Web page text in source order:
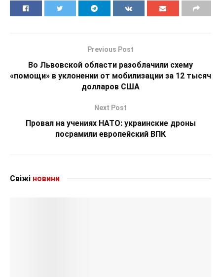
Previous Post
Во Львовской области разоблачили схему
«помощи» в уклонении от мобилизации за 12 тысяч
долларов США
Next Post
Провал на учениях НАТО: украинские дроны
посрамили европейский ВПК
Свіжі новини